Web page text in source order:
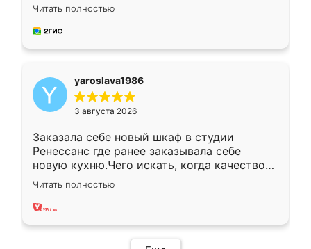
недели кухня была уже готова. Остались
довольны работой. Спасибо Ренессанс
мебель за качественную работу!
Читать полностью
yaroslava1986
3 августа 2026
Заказала себе новый шкаф в студии
Ренессанс где ранее заказывала себе
новую кухню.Чего искать, когда качеством
вполне довольна. Служит кухня уже почти
два года, нареканий нет.
Читать полностью